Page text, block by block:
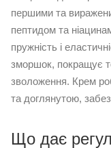
першими та
пептидом та
пружність і
зморшок, покращує
зволоження. Крем
та доглянутою,
Що дає